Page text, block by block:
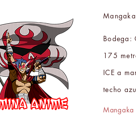
Mangaka
Bodega:
175
ICE a
techo